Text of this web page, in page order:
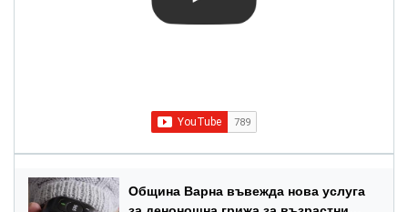
Община Варна въвежда нова услуга